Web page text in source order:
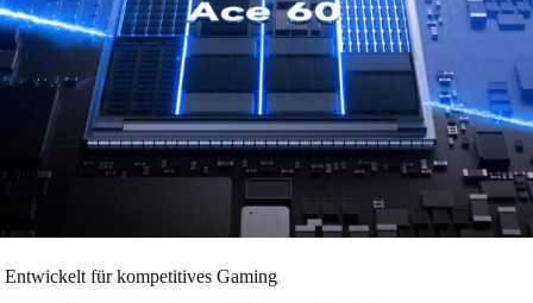
Entwickelt für kompetitives Gaming